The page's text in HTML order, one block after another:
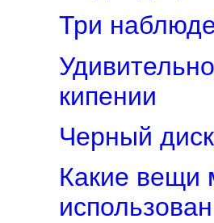
Три
кипении
Черный
Какие вещи